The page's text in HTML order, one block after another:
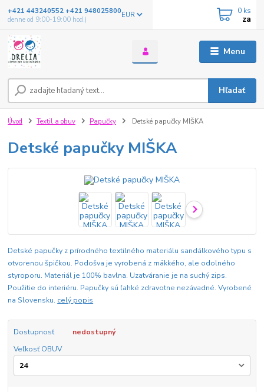
Menu
EUR
Hľadať
+421 443240552 +421 948025800
denne od 9:00-19:00 hod.)
0 ks
za
Úvod Textil a obuv Papučky Detské papučky MIŠKA
Detské papučky MIŠKA
Detské papučky z prírodného textilného materiálu sandálkového typu s
otvorenou špičkou. Podošva je vyrobená z mäkkého, ale odolného
styroporu. Materiál je 100% bavlna. Uzatváranie je na suchý zips.
Použitie do interiéru. Papučky sú ľahké zdravotne nezávadné. Vyrobené
na Slovensku. celý popis
Dostupnosť
nedostupný
Veľkosť OBUV